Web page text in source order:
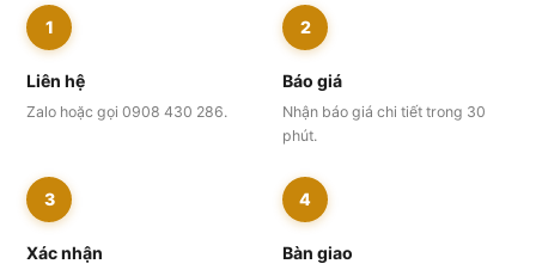
1
Liên hệ
Zalo hoặc gọi 0908 430 286.
2
Báo giá
Nhận báo giá chi tiết trong 30
phút.
3
Xác nhận
4
Bàn giao